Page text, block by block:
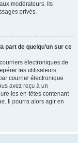
modérateurs. Ils
privés.
part de quelqu’un sur ce
électroniques de
les utilisateurs
courrier électronique
avez reçu à un
les en-têtes contenant
Il pourra alors agir en